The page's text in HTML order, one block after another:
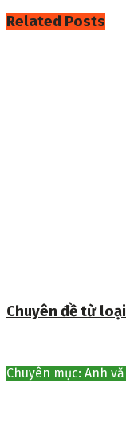
Related Posts
Chuyên đề từ
Chuyên mục: Anh